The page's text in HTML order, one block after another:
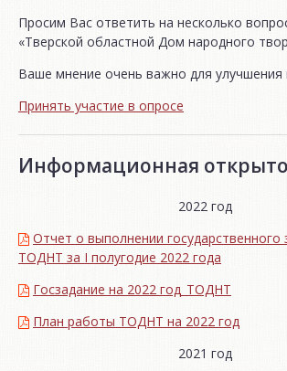
Просим Вас ответить на несколько
«Тверской областной Дом народного
Ваше мнение очень важно для
Принять участие в опросе
Информационная
2022 год
Отчет о выполнении государственного
ТОДНТ за I полугодие 2022 года
Госзадание на 2022 год_ТОДНТ
План работы ТОДНТ на 2022 год
2021 год